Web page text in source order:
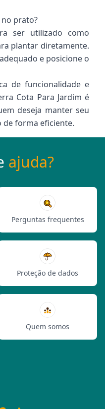
prato?
ser utilizado como
plantar diretamente.
e posicione o
de funcionalidade e
Cota Para Jardim é
deseja manter seu
forma eficiente.
ajuda?
Perguntas frequentes
Proteção de dados
Quem somos